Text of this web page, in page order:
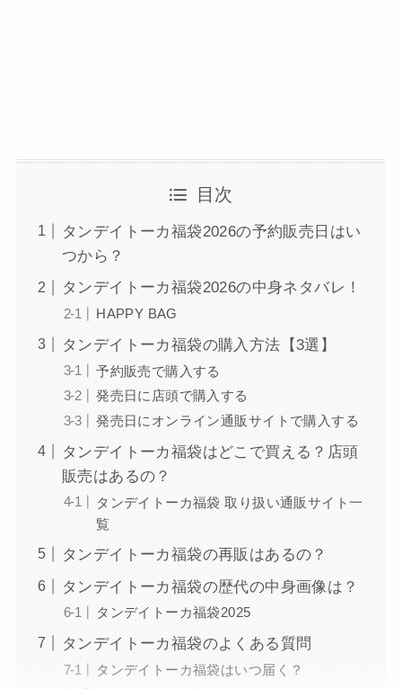
目次
タンデイトーカ福袋2026の予約販売日はい
つから？
タンデイトーカ福袋2026の中身ネタバレ！
HAPPY BAG
タンデイトーカ福袋の購入方法【3選】
予約販売で購入する
発売日に店頭で購入する
発売日にオンライン通販サイトで購入する
タンデイトーカ福袋はどこで買える？店頭
販売はあるの？
タンデイトーカ福袋 取り扱い通販サイト一
覧
タンデイトーカ福袋の再販はあるの？
タンデイトーカ福袋の歴代の中身画像は？
タンデイトーカ福袋2025
タンデイトーカ福袋のよくある質問
タンデイトーカ福袋はいつ届く？